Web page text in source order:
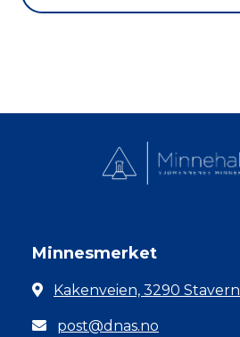
Minnesmerket
Kakenveien, 3290 Stavern
post@dnas.no